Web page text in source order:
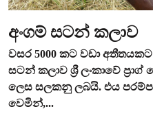
අංගම් සටන් කලාව
වසර 5000 කට වඩා
සටන් කලාව ශ්‍රී ලංකාවේ
ලෙස සලකනු ලබයි. එය
වෙමින්,...